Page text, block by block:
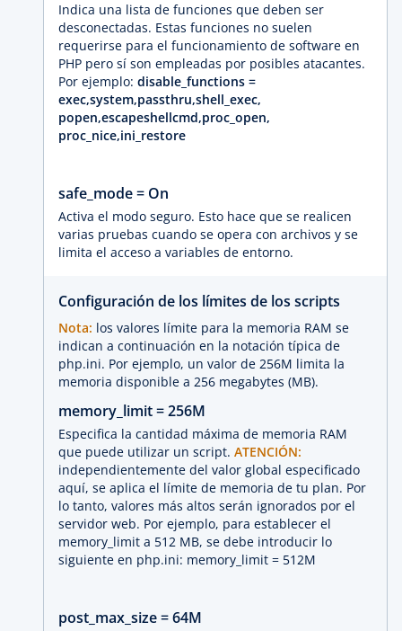
Indica una lista de funciones que deben ser
desconectadas. Estas funciones no suelen
requerirse para el funcionamiento de software en
PHP pero sí son empleadas por posibles atacantes.
Por ejemplo: disable_functions =
exec,system,passthru,shell_exec,
popen,escapeshellcmd,proc_open,
proc_nice,ini_restore
safe_mode = On
Activa el modo seguro. Esto hace que se realicen
varias pruebas cuando se opera con archivos y se
limita el acceso a variables de entorno.
Configuración de los límites de los scripts
Nota: los valores límite para la memoria RAM se
indican a continuación en la notación típica de
php.ini. Por ejemplo, un valor de 256M limita la
memoria disponible a 256 megabytes (MB).
memory_limit = 256M
Especifica la cantidad máxima de memoria RAM
que puede utilizar un script. ATENCIÓN:
independientemente del valor global especificado
aquí, se aplica el límite de memoria de tu plan. Por
lo tanto, valores más altos serán ignorados por el
servidor web. Por ejemplo, para establecer el
memory_limit a 512 MB, se debe introducir lo
siguiente en php.ini: memory_limit = 512M
post_max_size = 64M